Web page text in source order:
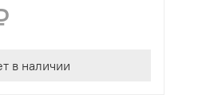
в наличии